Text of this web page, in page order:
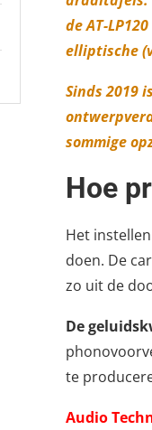
de AT-
elliptische
Sinds 2019
sommige
Hoe
Het
doen. De
zo uit de
De
te
Audio